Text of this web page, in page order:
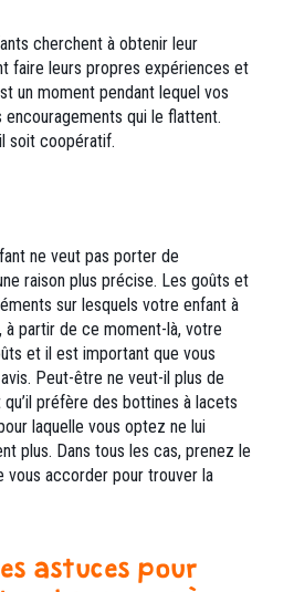
cherchent à obtenir leur
faire leurs propres expériences et
un moment pendant lequel vos
qui le flattent.
soit coopératif.
ne veut pas porter de
raison plus précise. Les goûts et
sur lesquels votre enfant à
à partir de ce moment-là, votre
et il est important que vous
Peut-être ne veut-il plus de
préfère des bottines à lacets
laquelle vous optez ne lui
plus. Dans tous les cas, prenez le
accorder pour trouver la
astuces pour